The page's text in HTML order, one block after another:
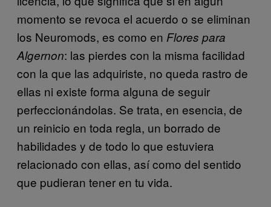
momento se revoca el acuerdo o se eliminan
los Neuromods, es como en Flores para
Algernon: las pierdes con la misma facilidad
con la que las adquiriste, no queda rastro de
ellas ni existe forma alguna de seguir
perfeccionándolas. Se trata, en esencia, de
un reinicio en toda regla, un borrado de
habilidades y de todo lo que estuviera
relacionado con ellas, así como del sentido
que pudieran tener en tu vida.